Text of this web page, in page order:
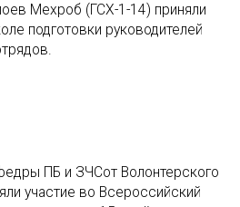
Мехроб (ГСХ-1-14) приняли
подготовки руководителей
ПБ и ЗЧСот Волонтерского
участие во Всероссийский